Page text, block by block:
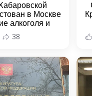
в Москве
алкоголя и
полиции -
и
38